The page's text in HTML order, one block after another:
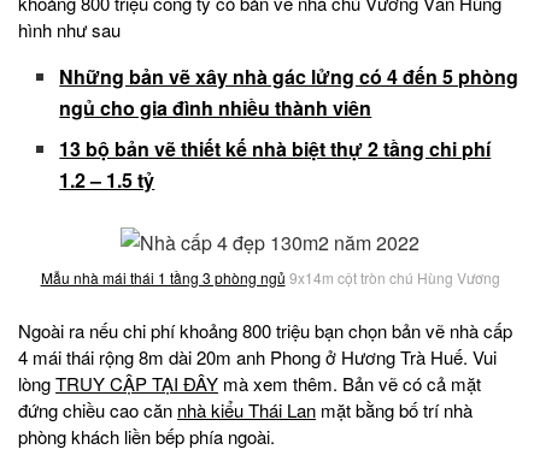
hình như sau
Những bản vẽ xây nhà gác lửng có 4 đến 5 phòng
ngủ cho gia đình nhiều thành viên
13 bộ bản vẽ thiết kế nhà biệt thự 2 tầng chi phí
1.2 – 1.5 tỷ
Mẫu nhà mái thái 1 tầng 3 phòng ngủ 9x14m cột tròn chú Hùng Vương
Ngoài ra nếu chi phí khoảng 800 triệu bạn chọn bản vẽ nhà cấp
4 mái thái rộng 8m dài 20m anh Phong ở Hương Trà Huế. Vui
lòngTRUY CẬP TẠI ĐÂY mà xem thêm. Bản vẽ có cả mặt
đứng chiều cao căn nhà kiểu Thái Lan mặt bằng bố trí nhà
phòng khách liền bếp phía ngoài.